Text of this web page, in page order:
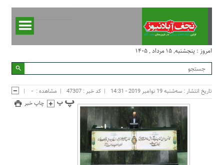
امروز : پنجشنبه, ۱۵ مرداد , ۱۴۰۵
تاریخ انتشار : سه‌شنبه 19 نوامبر 2019 - 14:31 کد خبر : 47307 مشاهده : -
چاپ خبر